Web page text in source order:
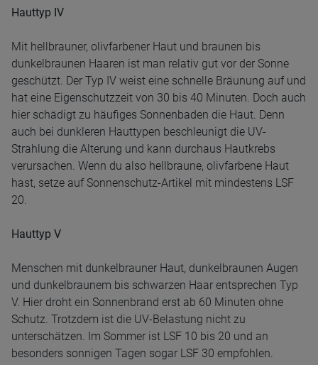
Hauttyp IV
Mit hellbrauner, olivfarbener Haut und braunen bis
dunkelbraunen Haaren ist man relativ gut vor der Sonne
geschützt. Der Typ IV weist eine schnelle Bräunung auf und
hat eine Eigenschutzzeit von 30 bis 40 Minuten. Doch auch
hier schädigt zu häufiges Sonnenbaden die Haut. Denn
auch bei dunkleren Hauttypen beschleunigt die UV-
Strahlung die Alterung und kann durchaus Hautkrebs
verursachen. Wenn du also hellbraune, olivfarbene Haut
hast, setze auf Sonnenschutz-Artikel mit mindestens LSF
20.
Hauttyp V
Menschen mit dunkelbrauner Haut, dunkelbraunen Augen
und dunkelbraunem bis schwarzen Haar entsprechen Typ
V. Hier droht ein Sonnenbrand erst ab 60 Minuten ohne
Schutz. Trotzdem ist die UV-Belastung nicht zu
unterschätzen. Im Sommer ist LSF 10 bis 20 und an
besonders sonnigen Tagen sogar LSF 30 empfohlen.